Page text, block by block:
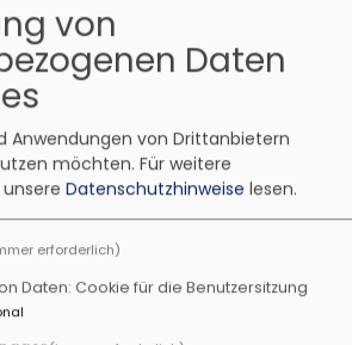
Mittagessen -
Hof (Gasthaus Burk)
von
Daten
Anwendungen von Drittanbietern
möchten. Für weitere
Datenschutzhinweise lesen.
erforderlich)
Daten: Cookie für die Benutzersitzung